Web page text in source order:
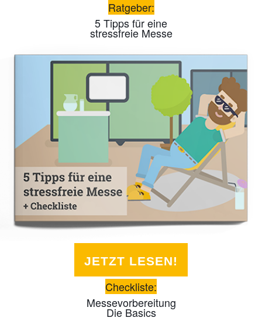
Ratgeber:
5 Tipps für eine
stressfreie Messe
JETZT LESEN!
Checkliste:
Messevorbereitung
Die Basics